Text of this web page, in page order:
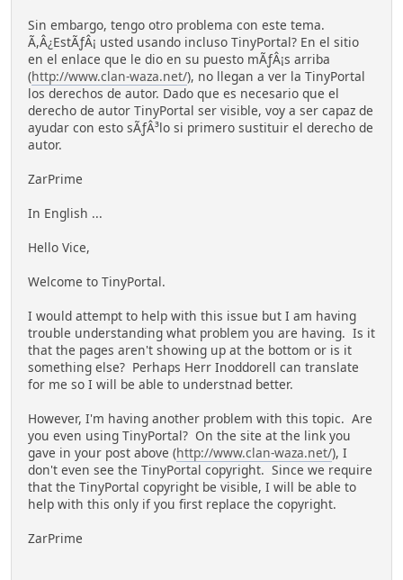
Sin embargo, tengo otro problema con este tema.
Ã,Â¿EstÃƒÂ¡ usted usando incluso TinyPortal? En el sitio
en el enlace que le dio en su puesto mÃƒÂ¡s arriba
(http://www.clan-waza.net/), no llegan a ver la TinyPortal
los derechos de autor. Dado que es necesario que el
derecho de autor TinyPortal ser visible, voy a ser capaz de
ayudar con esto sÃƒÂ³lo si primero sustituir el derecho de
autor.
ZarPrime
In English ...
Hello Vice,
Welcome to TinyPortal.
I would attempt to help with this issue but I am having
trouble understanding what problem you are having. Is it
that the pages aren't showing up at the bottom or is it
something else? Perhaps Herr Inoddorell can translate
for me so I will be able to understnad better.
However, I'm having another problem with this topic. Are
you even using TinyPortal? On the site at the link you
gave in your post above (http://www.clan-waza.net/), I
don't even see the TinyPortal copyright. Since we require
that the TinyPortal copyright be visible, I will be able to
help with this only if you first replace the copyright.
ZarPrime